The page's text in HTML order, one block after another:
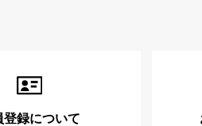
登録について